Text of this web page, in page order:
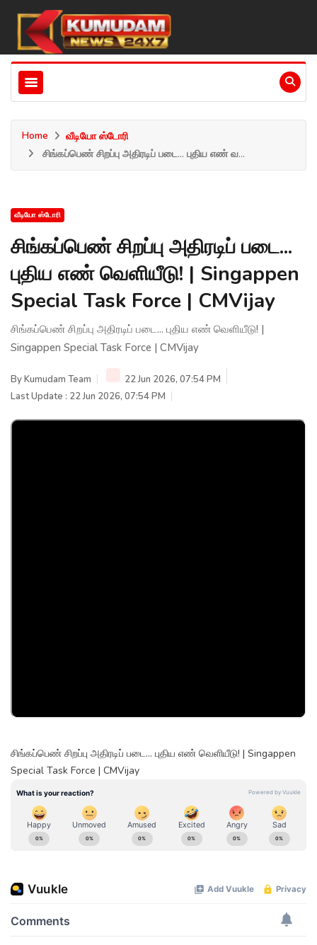
Home
வீடியோ ஸ்டோரி
சிங்கப்பெண் சிறப்பு அதிரடிப் படை... புதிய எண் வ...
வீடியோ ஸ்டோரி
சிங்கப்பெண் சிறப்பு அதிரடிப் படை...
புதிய எண் வெளியீடு! | Singappen
Special Task Force | CMVijay
சிங்கப்பெண் சிறப்பு அதிரடிப் படை... புதிய எண் வெளியீடு! |
Singappen Special Task Force | CMVijay
ByKumudam Team
22 Jun 2026, 07:54 PM
Last Update : 22 Jun 2026, 07:54 PM
சிங்கப்பெண் சிறப்பு அதிரடிப் படை... புதிய எண் வெளியீடு! | Singappen
Special Task Force | CMVijay